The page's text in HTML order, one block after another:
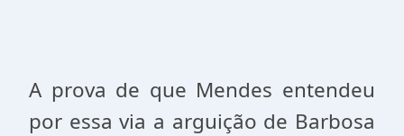
A prova de que Mendes entendeu
por essa via a arguição de Barbosa